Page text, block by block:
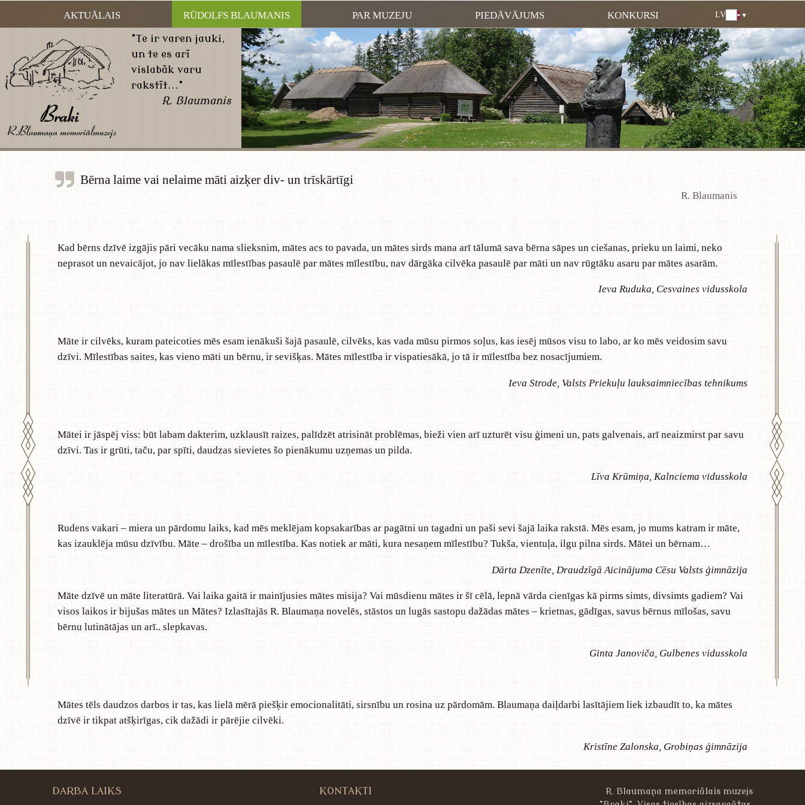
AKTUĀLAIS RŪDOLFS BLAUMANIS PAR MUZEJU PIEDĀVĀJUMS KONKURSI
LV
LV
EN
DE
RU
LT
EE
FI
"Te ir varen jauki,
un te es arī
vislabāk varu
rakstīt..."
R. Blaumanis
Bērna laime vai nelaime māti aizķer div- un trīskārtīgi
R. Blaumanis
Kad bērns dzīvē izgājis pāri vecāku nama slieksnim, mātes acs to pavada, un mātes sirds mana arī tālumā sava bērna sāpes un ciešanas, prieku un laimi, neko
neprasot un nevaicājot, jo nav lielākas mīlestības pasaulē par mātes mīlestību, nav dārgāka cilvēka pasaulē par māti un nav rūgtāku asaru par mātes asarām.
Ieva Ruduka, Cesvaines vidusskola
Māte ir cilvēks, kuram pateicoties mēs esam ienākuši šajā pasaulē, cilvēks, kas vada mūsu pirmos soļus, kas iesēj mūsos visu to labo, ar ko mēs veidosim savu
dzīvi. Mīlestības saites, kas vieno māti un bērnu, ir sevišķas. Mātes mīlestība ir vispatiesākā, jo tā ir mīlestība bez nosacījumiem.
Ieva Strode, Valsts Priekuļu lauksaimniecības tehnikums
Mātei ir jāspēj viss: būt labam dakterim, uzklausīt raizes, palīdzēt atrisināt problēmas, bieži vien arī uzturēt visu ģimeni un, pats galvenais, arī neaizmirst par savu
dzīvi. Tas ir grūti, taču, par spīti, daudzas sievietes šo pienākumu uzņemas un pilda.
Līva Krūmiņa, Kalnciema vidusskola
Rudens vakari – miera un pārdomu laiks, kad mēs meklējam kopsakarības ar pagātni un tagadni un paši sevi šajā laika rakstā. Mēs esam, jo mums katram ir māte,
kas izauklēja mūsu dzīvību. Māte – drošība un mīlestība. Kas notiek ar māti, kura nesaņem mīlestību? Tukša, vientuļa, ilgu pilna sirds. Mātei un bērnam…
Dārta Dzenīte, Draudzīgā Aicinājuma Cēsu Valsts ģimnāzija
Māte dzīvē un māte literatūrā. Vai laika gaitā ir mainījusies mātes misija? Vai mūsdienu mātes ir šī cēlā, lepnā vārda cienīgas kā pirms simts, divsimts gadiem? Vai
visos laikos ir bijušas mātes un Mātes? Izlasītajās R. Blaumaņa novelēs, stāstos un lugās sastopu dažādas mātes – krietnas, gādīgas, savus bērnus mīlošas, savu
bērnu lutinātājas un arī.. slepkavas.
Ginta Janoviča, Gulbenes vidusskola
Mātes tēls daudzos darbos ir tas, kas lielā mērā piešķir emocionalitāti, sirsnību un rosina uz pārdomām. Blaumaņa daiļdarbi lasītājiem liek izbaudīt to, ka mātes
dzīvē ir tikpat atšķirīgas, cik dažādi ir pārējie cilvēki.
Kristīne Zalonska, Grobiņas ģimnāzija
DARBA LAIKS KONTAKTI
R. Blaumaņa memoriālais muzejs